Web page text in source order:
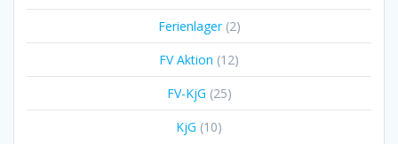
Ferienlager(2)
FV Aktion (12)
FV-KjG (25)
KjG (10)